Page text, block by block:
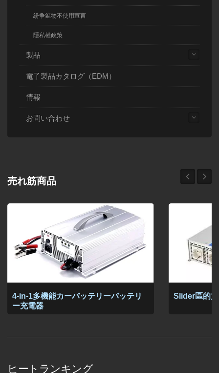
紛争鉱物不使用宣言
隱私權政策
製品
電子製品カタログ（EDM）
情報
お問い合わせ
売れ筋商品
4-in-1多機能カーバッテリーバッテリ
ー充電器
Slider區的
ヒートランキング